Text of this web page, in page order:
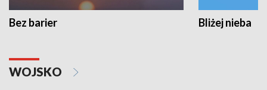
Bez barier Bliżej nieba
WOJSKO